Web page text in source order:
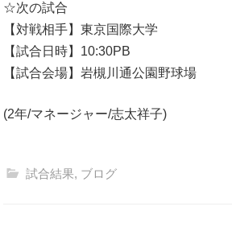
☆次の試合
【対戦相手】東京国際大学
【試合日時】10:30PB
【試合会場】岩槻川通公園野球場
(2年/マネージャー/志太祥子)
試合結果, ブログ